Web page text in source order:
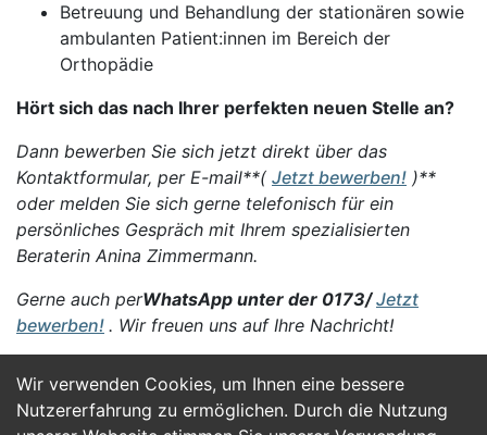
Wir verwenden Cookies, um Ihnen eine bessere
Nutzererfahrung zu ermöglichen. Durch die Nutzung
Betreuung und Behandlung der stationären sowie
ambulanten Patient:innen im Bereich der
Orthopädie
Hört sich das nach Ihrer perfekten neuen Stelle an?
Dann bewerben Sie sich jetzt direkt über das
Kontaktformular, per E-mail**( Jetzt bewerben! )**
oder melden Sie sich gerne telefonisch für ein
persönliches Gespräch mit Ihrem spezialisierten
Beraterin Anina Zimmermann.
Gerne auch perWhatsApp unter der 0173/Jetzt
bewerben! . Wir freuen uns auf Ihre Nachricht!
Jetzt Bewerben